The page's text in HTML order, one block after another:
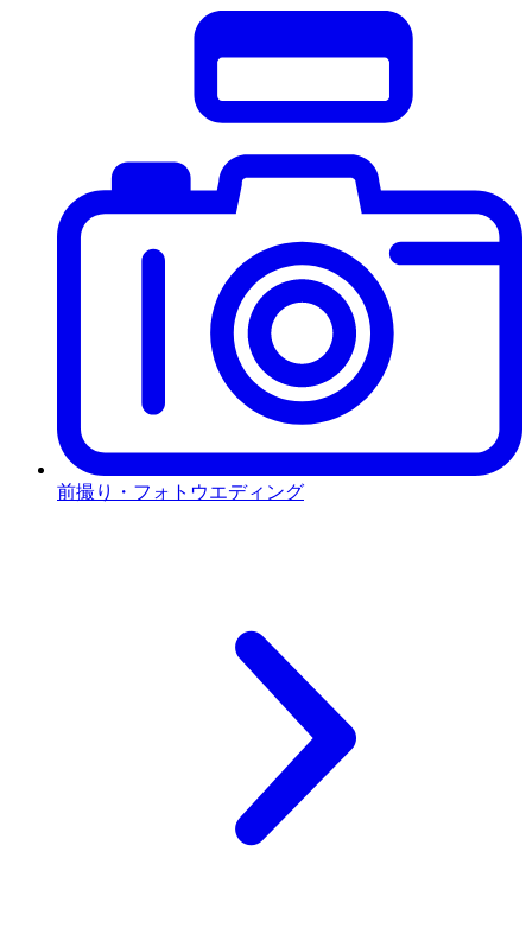
前撮り・フォトウエディング